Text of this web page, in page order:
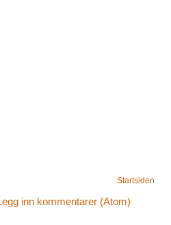
Startsiden
inn kommentarer (Atom)